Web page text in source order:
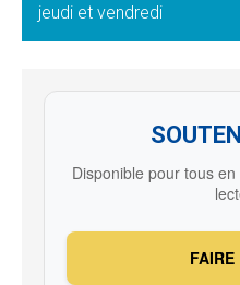
jeudi et vendredi
Disponible pour tous
FAIRE